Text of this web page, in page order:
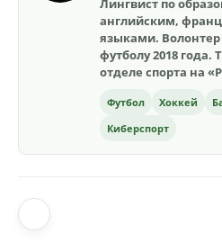
Лингвист по
английским,
языками.
футболу 2018 года.
отделе спорта на
Футбол Хоккей
Киберспорт